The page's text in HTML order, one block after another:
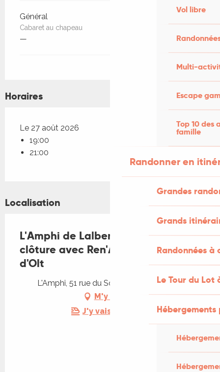
Vol libre
Multi-
Escape
Top 10 des
famille
Randonner en
Grandes
Grands
Randonnées
Le Tour du Lot
Général
Cabaret au chapeau
—
Horaires
Le 27 août 2026
19:00
21:00
Localisation
L'Amphi de Lalbenque : Soirée de
clôture avec Ren'Art et les Truffes
d'Olt
L'Amphi, 51 rue du Sol, 46230 Lalbenque
M'y rendre
J'y vais en train !